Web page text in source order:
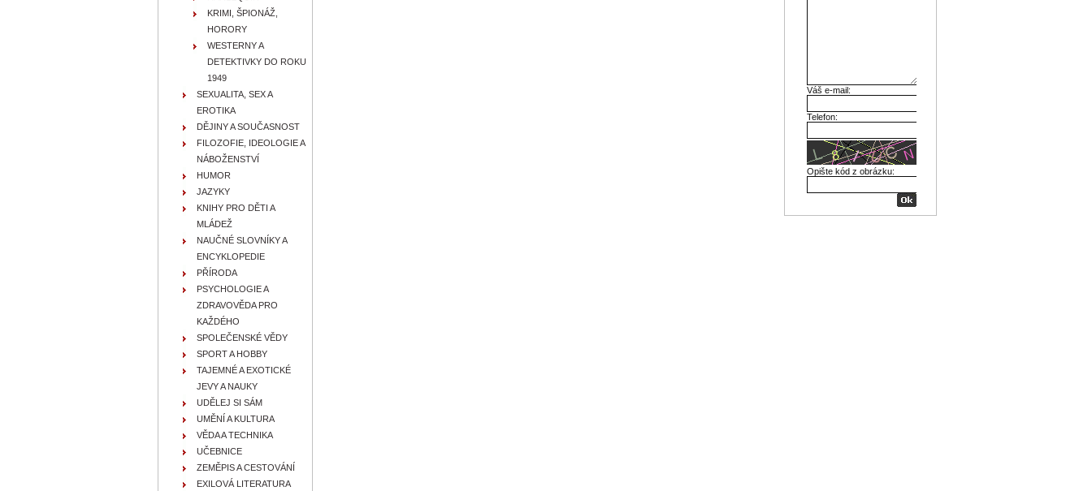
KRIMI, ŠPIONÁŽ,
HORORY
WESTERNY A
DETEKTIVKY DO ROKU
1949
SEXUALITA, SEX A
EROTIKA
DĚJINY A SOUČASNOST
FILOZOFIE, IDEOLOGIE A
NÁBOŽENSTVÍ
HUMOR
JAZYKY
KNIHY PRO DĚTI A
MLÁDEŽ
NAUČNÉ SLOVNÍKY A
ENCYKLOPEDIE
PŘÍRODA
PSYCHOLOGIE A
ZDRAVOVĚDA PRO
KAŽDÉHO
SPOLEČENSKÉ VĚDY
SPORT A HOBBY
TAJEMNÉ A EXOTICKÉ
JEVY A NAUKY
UDĚLEJ SI SÁM
UMĚNÍ A KULTURA
VĚDA A TECHNIKA
UČEBNICE
ZEMĚPIS A CESTOVÁNÍ
EXILOVÁ LITERATURA
Váš e-mail:
Telefon:
Opište kód z obrázku: